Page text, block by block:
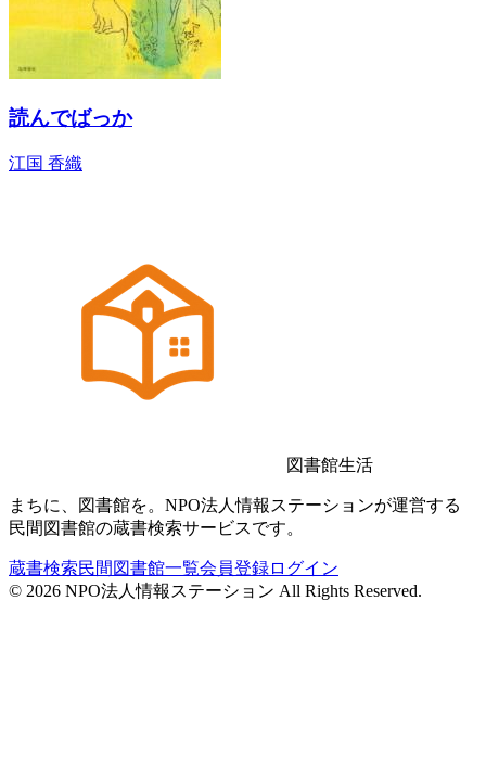
読んでばっか
江国 香織
図書館生活
まちに、図書館を。NPO法人情報ステーションが運営する
民間図書館の蔵書検索サービスです。
蔵書検索民間図書館一覧会員登録ログイン
© 2026 NPO法人情報ステーション All Rights Reserved.